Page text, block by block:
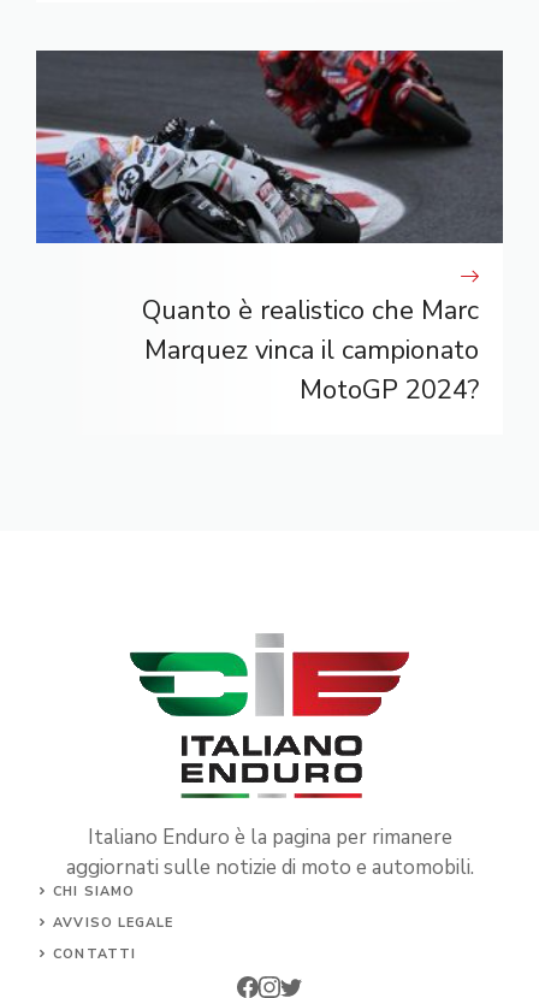
Quanto è realistico che Marc
Marquez vinca il campionato
MotoGP 2024?
Italiano Enduro è la pagina per rimanere
aggiornati sulle notizie di moto e automobili.
CHI SIAMO
AVVISO LEGALE
CONTATTI